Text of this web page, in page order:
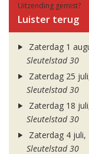
Uitzending gemist?
Luister terug
Zaterdag 1
Sleutelstad 30
Zaterdag 25
Sleutelstad 30
Zaterdag 18
Sleutelstad 30
Zaterdag 4 juli,
Sleutelstad 30